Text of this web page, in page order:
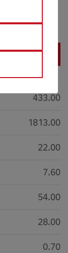
433.00
1813.00
22.00
7.60
54.00
28.00
0.70